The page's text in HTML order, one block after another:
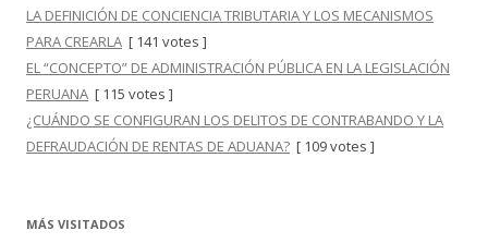
LA DEFINICIÓN DE CONCIENCIA TRIBUTARIA Y LOS MECANISMOS
PARA CREARLA [ 141 votes ]
EL “CONCEPTO” DE ADMINISTRACIÓN PÚBLICA EN LA LEGISLACIÓN
PERUANA [ 115 votes ]
¿CUÁNDO SE CONFIGURAN LOS DELITOS DE CONTRABANDO Y LA
DEFRAUDACIÓN DE RENTAS DE ADUANA? [ 109 votes ]
MÁS VISITADOS